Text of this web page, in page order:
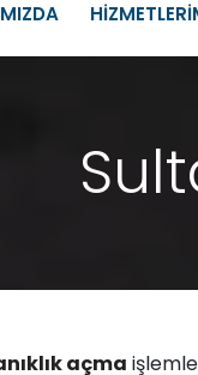
açma